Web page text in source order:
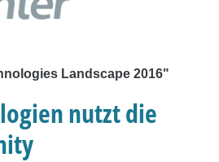
Landscape 2016"
nutzt die